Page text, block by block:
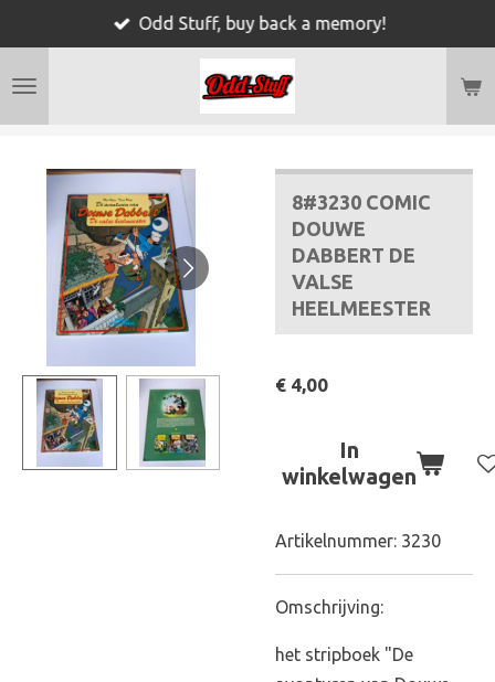
naar
Odd Stuff, buy back a memory!
8#3230 COMIC
DOUWE
DABBERT DE
VALSE
HEELMEESTER
€ 4,00
In
winkelwagen
Artikelnummer: 3230
Omschrijving:
het stripboek "De